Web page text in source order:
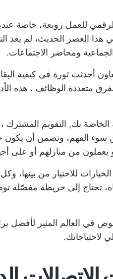
للعمل زوبعة، خاصة
العصر الحديث، لم يعد
ومحاضر الاجتماعات.
أحدثت ثورة في كيفية
متعددة الوظائف . هذه
الخاصة بك, التقويم المشترك
سوء الفهم، وتضمن أن
من منازلهم أو على
للاختيار من بينها،
تحتاج إلى خريطة مفصّلة
في العالم المثير لأفضل
لاحتياجاتك.